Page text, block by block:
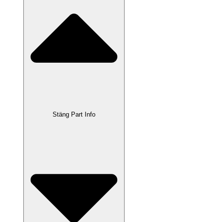
Stäng Part Info